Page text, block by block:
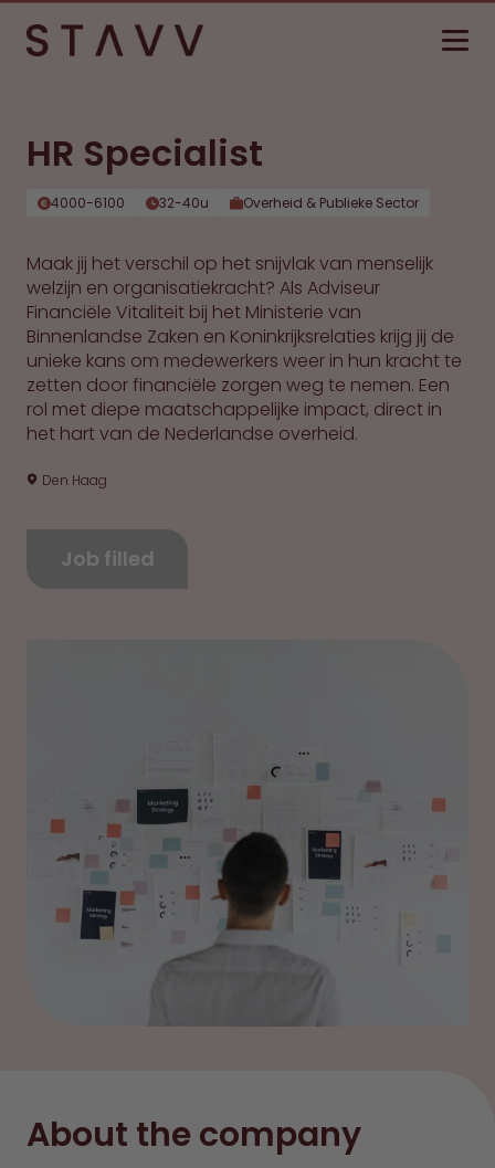
HR Specialist
4000-6100 32-40u Overheid & Publieke Sector
Maak jij het verschil op het snijvlak van menselijk
welzijn en organisatiekracht? Als Adviseur
Financiële Vitaliteit bij het Ministerie van
Binnenlandse Zaken en Koninkrijksrelaties krijg jij de
unieke kans om medewerkers weer in hun kracht te
zetten door financiële zorgen weg te nemen. Een
rol met diepe maatschappelijke impact, direct in
het hart van de Nederlandse overheid.
Den Haag
Job filled
About the company